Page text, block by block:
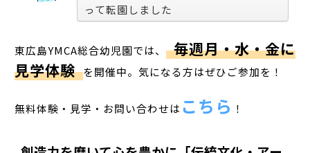
って転園しました
東広島YMCA総合幼児園では、 毎週月・水・金に
見学体験 を開催中。気になる方はぜひご参加を！
無料体験・見学・お問い合わせは こちら ！